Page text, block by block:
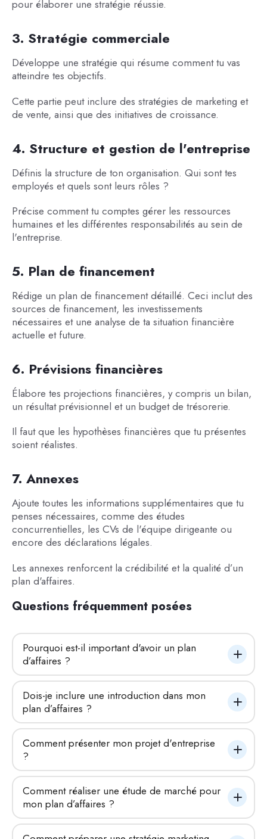
pour élaborer une stratégie réussie.
3. Stratégie commerciale
Développe une stratégie qui résume comment tu vas
atteindre tes objectifs.
Cette partie peut inclure des stratégies de marketing et
de vente, ainsi que des initiatives de croissance.
4. Structure et gestion de l'entreprise
Définis la structure de ton organisation. Qui sont tes
employés et quels sont leurs rôles ?
Précise comment tu comptes gérer les ressources
humaines et les différentes responsabilités au sein de
l'entreprise.
5. Plan de financement
Rédige un plan de financement détaillé. Ceci inclut des
sources de financement, les investissements
nécessaires et une analyse de ta situation financière
actuelle et future.
6. Prévisions financières
Élabore tes projections financières, y compris un bilan,
un résultat prévisionnel et un budget de trésorerie.
Il faut que les hypothèses financières que tu présentes
soient réalistes.
7. Annexes
Ajoute toutes les informations supplémentaires que tu
penses nécessaires, comme des études
concurrentielles, les CVs de l'équipe dirigeante ou
encore des déclarations légales.
Les annexes renforcent la crédibilité et la qualité d’un
plan d'affaires.
Questions fréquemment posées
Pourquoi est-il important d'avoir un plan
d’affaires ?
Dois-je inclure une introduction dans mon
plan d’affaires ?
Comment présenter mon projet d'entreprise
?
Comment réaliser une étude de marché pour
mon plan d’affaires ?